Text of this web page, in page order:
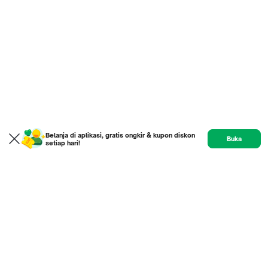
Belanja di aplikasi, gratis ongkir & kupon diskon
setiap hari!
Buka